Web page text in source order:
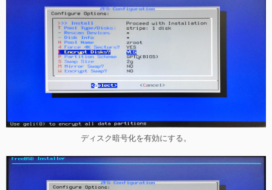
ディスク暗号化を有効にする。